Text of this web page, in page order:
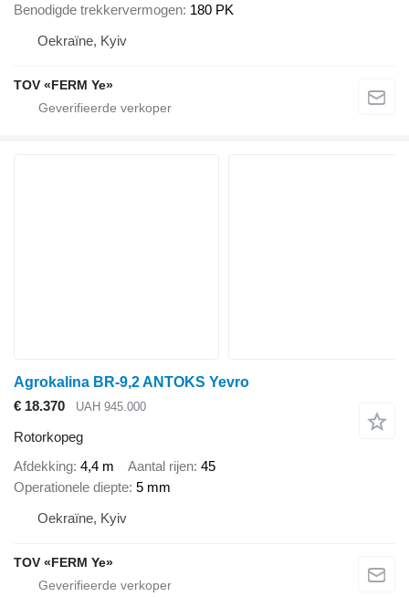
Benodigde trekkervermogen 180 PK
Oekraïne, Kyiv
TOV «FERM Ye»
Agrokalina BR-9,2 ANTOKS Yevro
€ 18.370
UAH 945.000
Rotorkopeg
Afdekking 4,4 m Aantal rijen 45
Operationele diepte 5 mm
Oekraïne, Kyiv
TOV «FERM Ye»